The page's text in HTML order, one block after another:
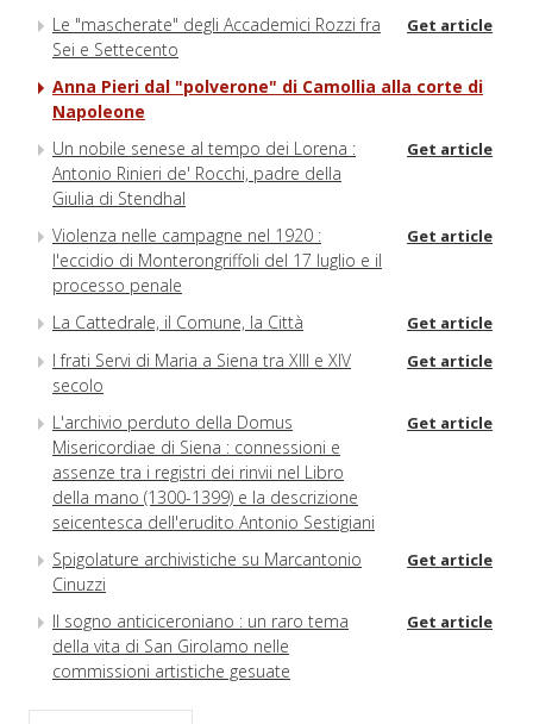
Le "mascherate" degli Accademici Rozzi fra
Sei e Settecento
Get article
Anna Pieri dal "polverone" di Camollia alla corte di
Napoleone
Un nobile senese al tempo dei Lorena :
Antonio Rinieri de' Rocchi, padre della
Giulia di Stendhal
Get article
Violenza nelle campagne nel 1920 :
l'eccidio di Monterongriffoli del 17 luglio e il
processo penale
Get article
La Cattedrale, il Comune, la Città Get article
I frati Servi di Maria a Siena tra XIII e XIV
secolo
Get article
L'archivio perduto della Domus
Misericordiae di Siena : connessioni e
assenze tra i registri dei rinvii nel Libro
della mano (1300-1399) e la descrizione
seicentesca dell'erudito Antonio Sestigiani
Get article
Spigolature archivistiche su Marcantonio
Cinuzzi
Get article
Il sogno anticiceroniano : un raro tema
della vita di San Girolamo nelle
commissioni artistiche gesuate
Get article
Suppliche di senesi alla Penitenzieria al